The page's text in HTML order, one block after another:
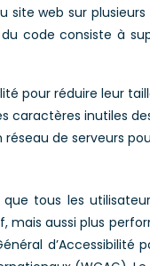
site web sur
code consiste à
pour réduire leur
inutiles des
de serveurs
tous les
mais aussi plus